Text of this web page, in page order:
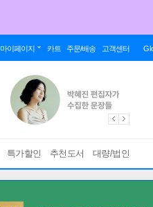
마이페이지 카트 주문/배송 고객센터
특가할인 추천도서 대량/법인